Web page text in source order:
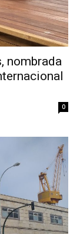
nombrada
0